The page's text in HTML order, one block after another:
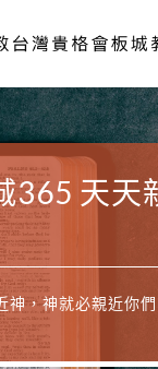
365 天天
神，神就必親近你們